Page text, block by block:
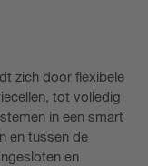
zich door flexibele
tot volledig
in een smart
en tussen de
en